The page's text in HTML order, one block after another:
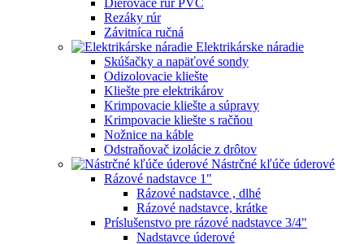
Rezáky rúr
Závitníca ručná
Elektrikárske náradie
Skúšačky a napäťové sondy
Odizolovacie kliešte
Kliešte pre elektrikárov
Krimpovacie kliešte a súpravy
Krimpovacie kliešte s račňou
Nožnice na káble
Odstraňovač izolácie z drôtov
Nástrčné kľúče úderové
Rázové nadstavce 1"
Rázové nadstavce , dlhé
Rázové nadstavce, krátke
Príslušenstvo pre rázové nadstavce 3/4"
Nadstavce úderové